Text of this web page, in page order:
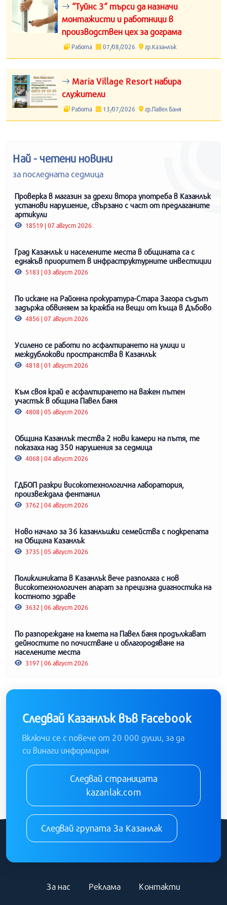
“Туйнс 3“ търси да назначи
монтажисти и работници в
производствен цех за дограма
Работа 07/08/2026 гр.Казанлък
Maria Village Resort набира
служители
Работа 13/07/2026 гр.Павел Баня
Най - четени новини
за последната седмица
Проверка в магазин за дрехи втора употреба в Казанлък
установи нарушение, свързано с част от предлаганите
артикули
18519 | 07 август 2026
Град Казанлък и населените места в общината са с
еднакъв приоритет в инфраструктурните инвестиции
5183 | 03 август 2026
По искане на Районна прокуратура-Стара Загора съдът
задържа обвиняем за кражба на вещи от къща в Дъбово
4856 | 07 август 2026
Усилено се работи по асфалтирането на улици и
междублокови пространства в Казанлък
4818 | 01 август 2026
Към своя край е асфалтирането на важен пътен
участък в община Павел баня
4808 | 05 август 2026
Община Казанлък тества 2 нови камери на пътя, те
показаха над 350 нарушения за седмица
4068 | 04 август 2026
ГДБОП разкри високотехнологична лаборатория,
произвеждала фентанил
3762 | 04 август 2026
Ново начало за 36 казанлъшки семейства с подкрепата
на Община Казанлък
3735 | 05 август 2026
Поликлиниката в Казанлък вече разполага с нов
високотехнологичен апарат за прецизна диагностика на
костното здраве
3632 | 06 август 2026
По разпореждане на кмета на Павел баня продължават
дейностите по почистване и облагородяване на
населените места
3197 | 06 август 2026
Следвай Казанлък във Facebook
Включи се с повече от 20 000 души, за да
си винаги информиран
Следвай страницата
kazanlak.com
Следвай групата За Казанлак
За нас Реклама Контакти